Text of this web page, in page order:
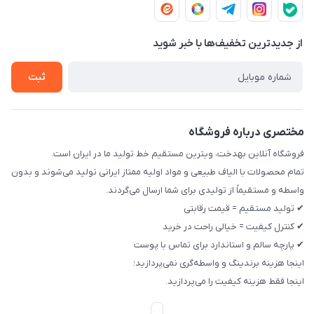
تماس با ما
حریم خصوصی
راهنما
از جدید‌ترین تخفیف‌ها با‌ خبر شوید
ثبت
مختصری درباره فروشگاه
فروشگاه آنلاین بهدخت، ویترین مستقیم خط تولید ما در ایران است.
تمام محصولات با الیاف طبیعی و مواد اولیه ممتاز ایرانی تولید می‌شوند و بدون
واسطه و مستقیماً از تولیدی برای شما ارسال می‌گردند.
✔ تولید مستقیم = قیمت رقابتی
✔ کنترل کیفیت = خیالی راحت در خرید
✔ پارچه سالم و استاندارد برای تماس با پوست
اینجا هزینه برندینگ و واسطه‌گری نمی‌پردازید؛
اینجا فقط هزینه کیفیت را می‌پردازید.